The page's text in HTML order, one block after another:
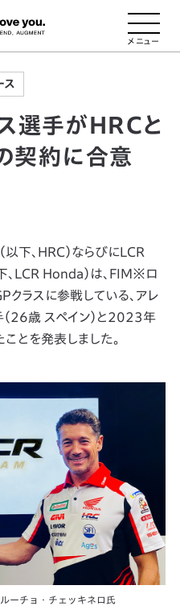
ス
選手がHRCと
契約に合意
下、HRC）ならびにLCR
LCR Honda）は、FIM※ロ
ラスに参戦している、アレ
（26歳 スペイン）と2023年
とを発表しました。
ーチョ・チェッキネロ氏